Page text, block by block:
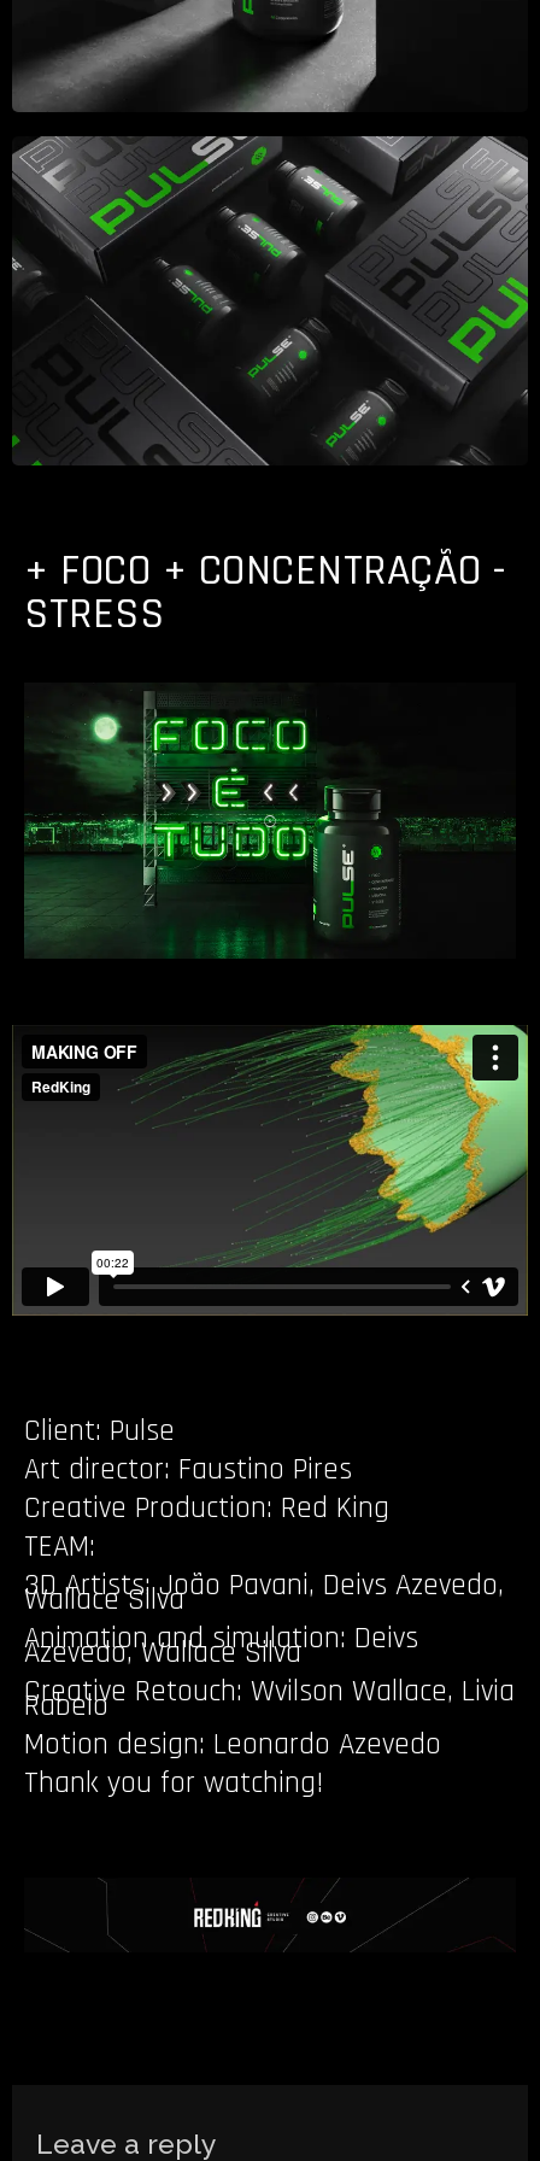
+ FOCO + CONCENTRAÇÃO -
STRESS
Client: Pulse
Art director: Faustino Pires
Creative Production: Red King
TEAM:
3D Artists: João Pavani, Deivs Azevedo,
Wallace Silva
Animation and simulation: Deivs
Azevedo, Wallace Silva
Creative Retouch: Wvilson Wallace, Livia
Rabelo
Motion design: Leonardo Azevedo
Thank you for watching!
Leave a reply